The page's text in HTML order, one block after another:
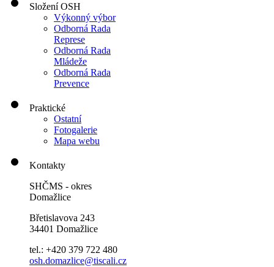
Složení OSH
Výkonný výbor
Odborná Rada
Represe
Odborná Rada
Mládeže
Odborná Rada
Prevence
Praktické
Ostatní
Fotogalerie
Mapa webu
Kontakty
SHČMS - okres
Domažlice
Břetislavova 243
34401 Domažlice
tel.: +420 379 722 480
osh.domazlice@tiscali.cz